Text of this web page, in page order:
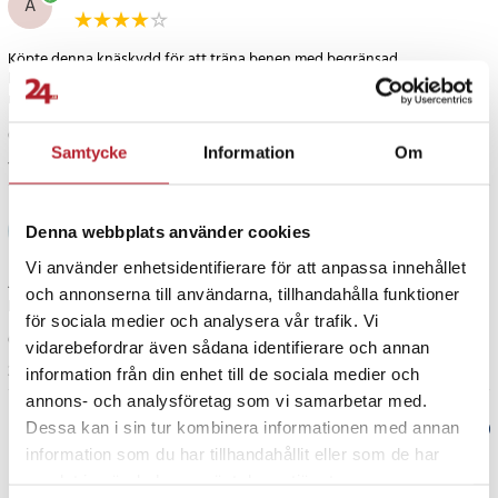
Samtycke Information Om
Denna webbplats använder cookies
Vi använder enhetsidentifierare för att anpassa innehållet
och annonserna till användarna, tillhandahålla funktioner
för sociala medier och analysera vår trafik. Vi
vidarebefordrar även sådana identifierare och annan
information från din enhet till de sociala medier och
annons- och analysföretag som vi samarbetar med.
Dessa kan i sin tur kombinera informationen med annan
information som du har tillhandahållit eller som de har
A
Köpte denna knäskydd för att träna benen med begränsad
blodflödesmängd. Kardborrebandet sitter bra och priset är lågt. Litet
minus är att det är lite kort.
Översatt från danska
1 år sedan
AK
Jag skulle vilja ha instruktioner om hur man knyter detta benstöd,
promenadkäppar är bra
Översatt från finska• Visa original
3 år sedan
Verified by Trustvoice